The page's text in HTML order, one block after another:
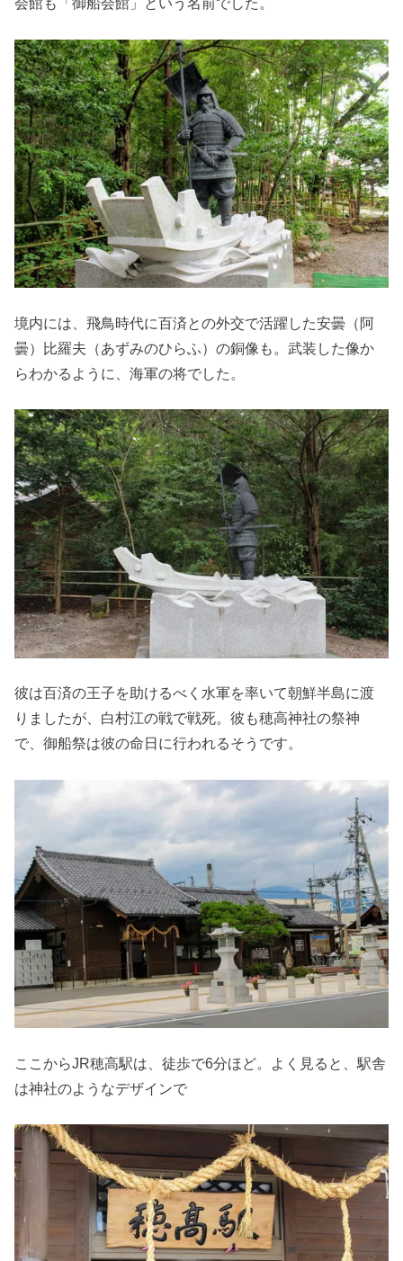
境内には、飛鳥時代に百済との外交で活躍した安曇（阿
曇）比羅夫（あずみのひらふ）の銅像も。武装した像か
らわかるように、海軍の将でした。
彼は百済の王子を助けるべく水軍を率いて朝鮮半島に渡
りましたが、白村江の戦で戦死。彼も穂高神社の祭神
で、御船祭は彼の命日に行われるそうです。
ここからJR穂高駅は、徒歩で6分ほど。よく見ると、駅舎
は神社のようなデザインで